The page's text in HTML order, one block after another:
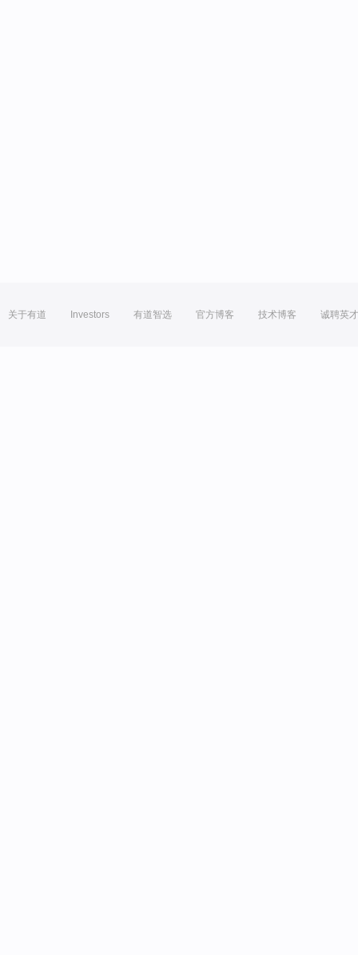
关于有道 Investors 有道智选 官方博客 技术博客 诚聘英才